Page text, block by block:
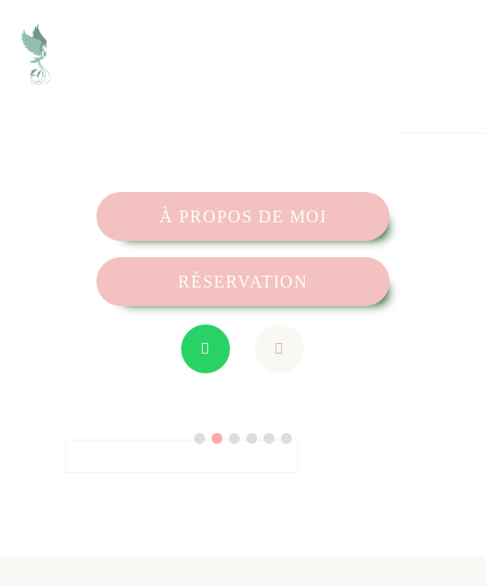
À PROPOS DE MOI
RÉSERVATION